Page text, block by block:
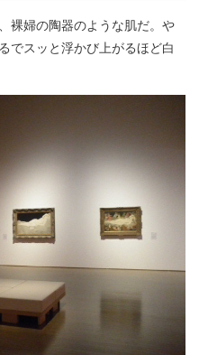
裸婦の陶器のような肌だ。や
でスッと浮かび上がるほど白